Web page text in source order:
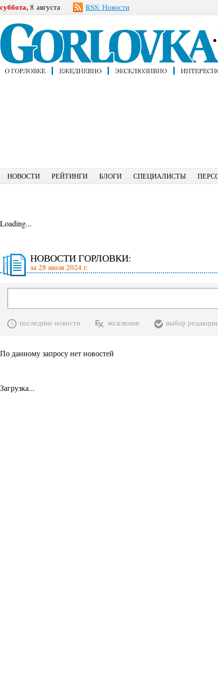
суббота, 8 августа RSS: Новости
НОВОСТИ РЕЙТИНГИ БЛОГИ СПЕЦИАЛИСТЫ
Loading...
НОВОСТИ ГОРЛОВКИ:
за 28 июля 2024 г.
последние новости эксклюзив выбор редакции
По данному запросу нет новостей
Загрузка...